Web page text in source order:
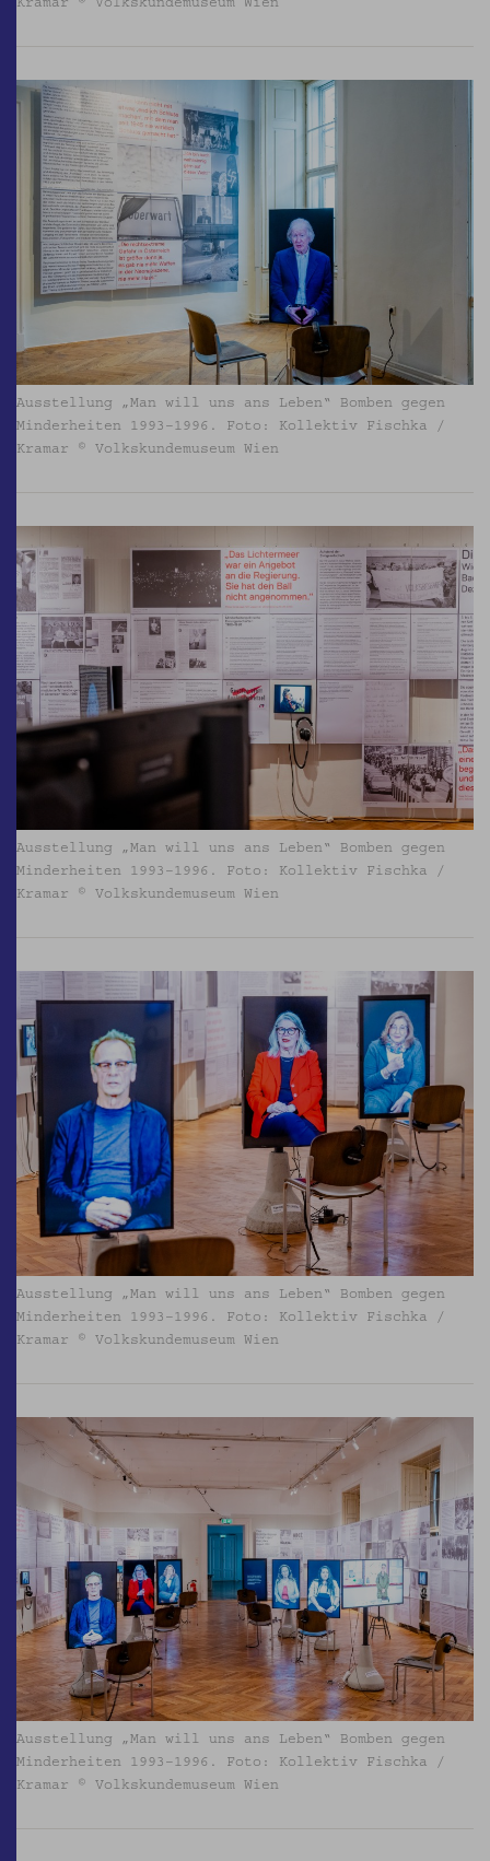
Kramar © Volkskundemuseum Wien
Ausstellung „Man will uns ans Leben“ Bomben gegen
Minderheiten 1993–1996. Foto: Kollektiv Fischka /
Kramar © Volkskundemuseum Wien
Ausstellung „Man will uns ans Leben“ Bomben gegen
Minderheiten 1993–1996. Foto: Kollektiv Fischka /
Kramar © Volkskundemuseum Wien
Ausstellung „Man will uns ans Leben“ Bomben gegen
Minderheiten 1993–1996. Foto: Kollektiv Fischka /
Kramar © Volkskundemuseum Wien
Ausstellung „Man will uns ans Leben“ Bomben gegen
Minderheiten 1993–1996. Foto: Kollektiv Fischka /
Kramar © Volkskundemuseum Wien